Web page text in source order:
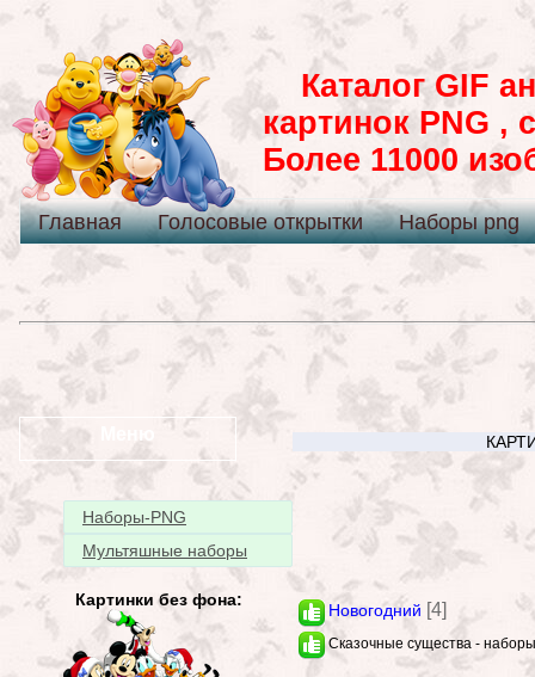
Каталог GIF
картинок PNG ,
Более 11000
Главная Голосовые открытки Наборы png
Наборы-PNG
Мультяшные наборы
Картинки без фона:
Новогодний [4]
Сказочные существа - наборы